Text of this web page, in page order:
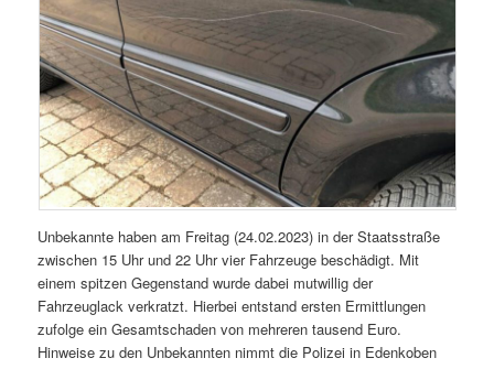
Unbekannte haben am Freitag (24.02.2023) in der Staatsstraße
zwischen 15 Uhr und 22 Uhr vier Fahrzeuge beschädigt. Mit
einem spitzen Gegenstand wurde dabei mutwillig der
Fahrzeuglack verkratzt. Hierbei entstand ersten Ermittlungen
zufolge ein Gesamtschaden von mehreren tausend Euro.
Hinweise zu den Unbekannten nimmt die Polizei in Edenkoben